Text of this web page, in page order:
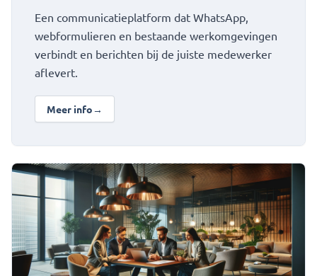
Een communicatieplatform dat WhatsApp,
webformulieren en bestaande werkomgevingen
verbindt en berichten bij de juiste medewerker
aflevert.
Meer info
over Lekker Direct: klantcommunicatie automatisch
→
Bekijk Inzicht: Digitale Transformatie